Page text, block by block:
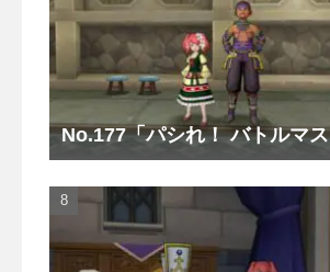
No.177「パシれ！ バトルマ